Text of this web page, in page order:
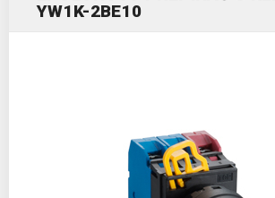
YW1K-2BE10